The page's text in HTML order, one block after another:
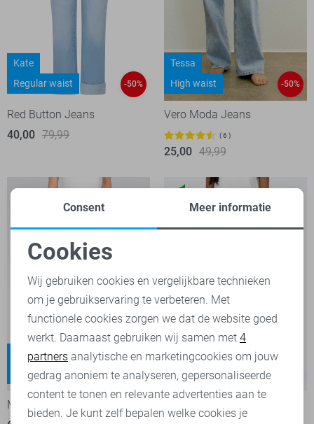
Kate
Regular waist
-50%
Red Button Jeans
40,00 79,99
Tessa
High waist
-50%
Vero Moda Jeans
6
25,00 49,99
Rich
High waist
-50%
Mac Jeans
Juicy
High waist
Noodzakelijke cookies
Personalisatie cookies
Analytische cookies
Marketing cookies
Consent Meer informatie
Cookies
Wij gebruiken cookies en vergelijkbare technieken
om je gebruikservaring te verbeteren. Met
functionele cookies zorgen we dat de website goed
werkt. Daarnaast gebruiken wij samen met 4
partners analytische en marketingcookies om jouw
gedrag anoniem te analyseren, gepersonaliseerde
content te tonen en relevante advertenties aan te
bieden. Je kunt zelf bepalen welke cookies je